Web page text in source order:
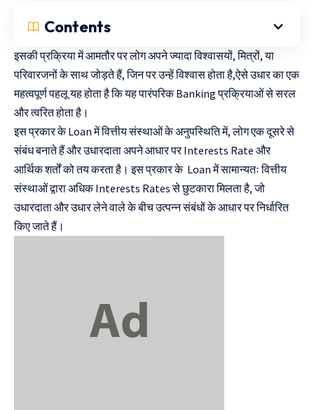
Contents
इसकी प्रक्रिया में आमतौर पर लोग अपने ज्यादा विश्वासयों, मित्रों, या
परिवारजनों के साथ जोड़ते हैं, जिन पर उन्हें विश्वास होता है,ऐसे उधार का एक
महत्वपूर्ण पहलू यह होता है कि यह पारंपरिक Banking प्रक्रियाओं से सरल
और त्वरित होता है।
इस प्रकार के Loan में वित्तीय संस्थाओं के अनुपस्थिति में, लोग एक दूसरे से
संबंध बनाते हैं और उधारदाता अपने आधार पर Interests Rate और
आर्थिक शर्तों को तय करता है। इस प्रकार के Loan में सामान्यतः वित्तीय
संस्थाओं द्वारा अधिक Interests Rates से छुटकारा मिलता है, जो
उधारदाता और उधार लेने वाले के बीच उत्पन्न संबंधों के आधार पर निर्धारित
किए जाते हैं।